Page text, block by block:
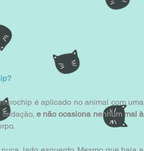
é aplicado no animal com uma
e não ocasiona nenhum mal à